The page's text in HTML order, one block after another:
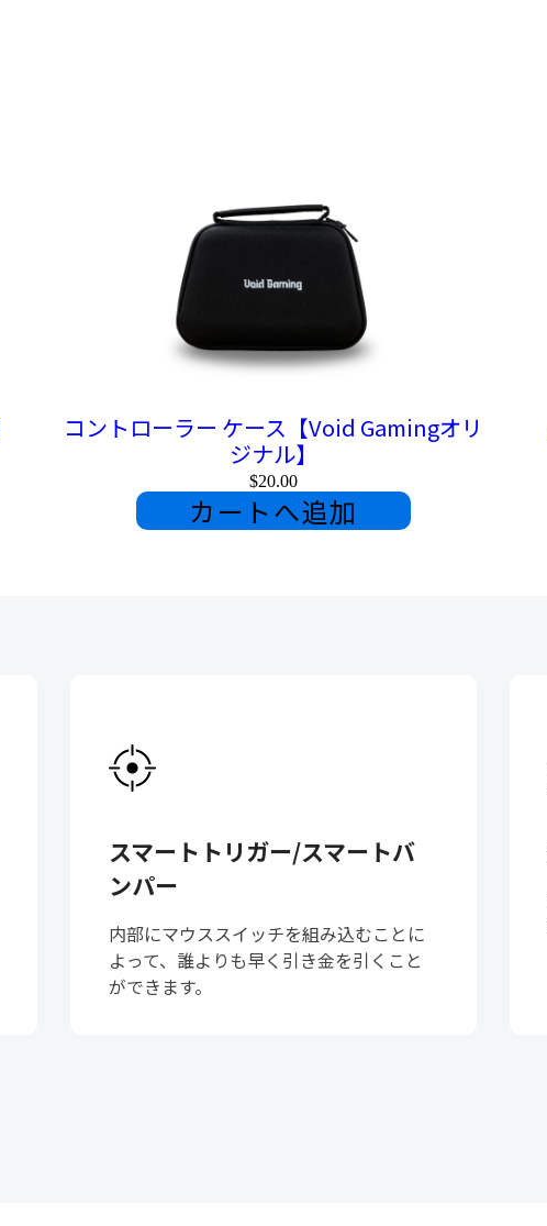
コントローラー ケース【Void Gamingオリ
ジナル】
$20.00
カートへ追加
スマートトリガー/スマートバ
ンパー
内部にマウススイッチを組み込むことに
よって、誰よりも早く引き金を引くこと
ができます。